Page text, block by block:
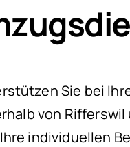
Sie bei
von
individuellen